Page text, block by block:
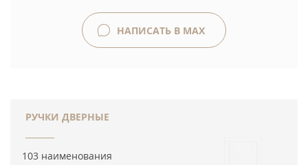
НАПИСАТЬ В MAX
РУЧКИ ДВЕРНЫЕ
103 наименования